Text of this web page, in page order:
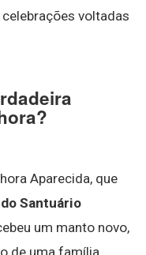
voltadas
Aparecida, que
Santuário
um manto novo,
de uma família